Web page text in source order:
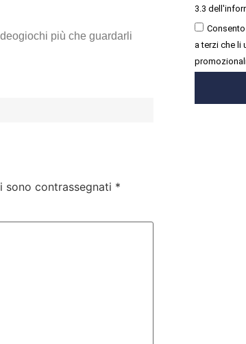
più che guardarli
sono contrassegnati *
3.3
a terzi che li